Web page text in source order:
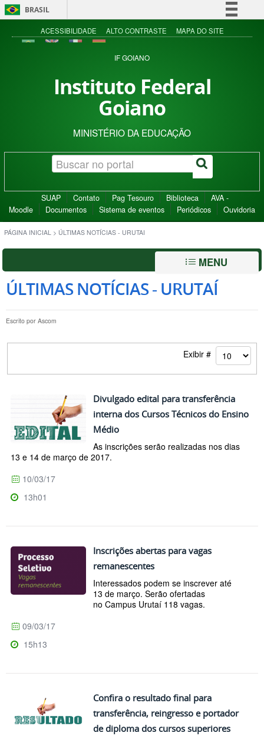
BRASIL
Simplifique!
Acesso à informação
ACESSIBILIDADE ALTO CONTRASTE MAPA DO SITE
IF GOIANO
Instituto Federal
Goiano
MINISTÉRIO DA EDUCAÇÃO
SUAP Contato Pag Tesouro Biblioteca
AVA -
Moodle
Documentos Sistema de eventos Periódicos Ouvidoria
PÁGINA INICIAL > ÚLTIMAS NOTÍCIAS - URUTAI
MENU
ÚLTIMAS NOTÍCIAS - URUTAÍ
Escrito por Ascom
Exibir #
Divulgado edital para transferência
interna dos Cursos Técnicos do Ensino
Médio
As inscrições serão realizadas nos dias
13 e 14 de março de 2017.
10/03/17
13h01
Inscrições abertas para vagas
remanescentes
Interessados podem se inscrever até
13 de março. Serão ofertadas
no Campus Urutaí 118 vagas.
09/03/17
15h13
Confira o resultado final para
transferência, reingresso e portador
de diploma dos cursos superiores